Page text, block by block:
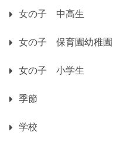
女の子 中高生
女の子 保育園幼稚園
女の子 小学生
季節
学校